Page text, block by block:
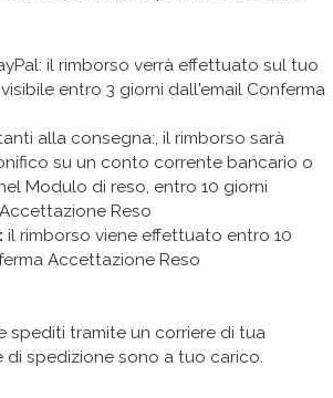
il rimborso verrà effettuato sul tuo
entro 3 giorni dall'email Conferma
alla consegna:, il rimborso sarà
su un conto corrente bancario o
Modulo di reso, entro 10 giorni
Reso
il rimborso viene effettuato entro 10
Accettazione Reso
spediti tramite un corriere di tua
di spedizione sono a tuo carico.